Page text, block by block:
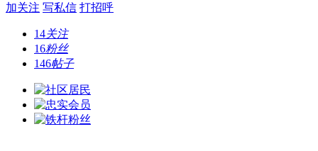
加关注 写私信 打招呼
14关注
16粉丝
146帖子